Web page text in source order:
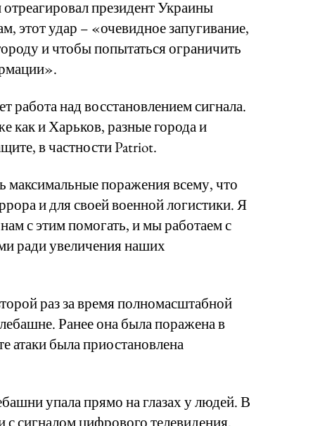
президент Украины
этот удар – «очевидное запугивание,
и чтобы попытаться ограничить
работа над восстановлением сигнала.
как и Харьков, разные города и
в частности Patriot.
поражения всему, что
и для своей военной логистики. Я
с этим помогать, и мы работаем с
ради увеличения наших
раз за время полномасштабной
Ранее она была поражена в
атаки была приостановлена
упала прямо на глазах у людей. В
сигналом цифрового телевидения.